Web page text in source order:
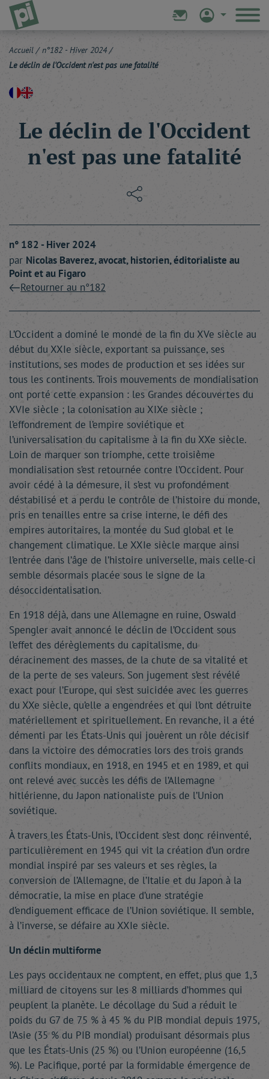
Accueil / n°182 - Hiver 2024/
Le déclin de l'Occident n'est pas une fatalité
Le déclin de l'Occident
n'est pas une fatalité
n° 182 - Hiver 2024
par Nicolas Baverez, avocat, historien, éditorialiste au
Point et au Figaro
Retourner au n°182
L’Occident a dominé le monde de la fin du XVe siècle au
début du XXIe siècle, exportant sa puissance, ses
institutions, ses modes de production et ses idées sur
tous les continents. Trois mouvements de mondialisation
ont porté cette expansion : les Grandes découvertes du
XVIe siècle ; la colonisation au XIXe siècle ;
l’effondrement de l’empire soviétique et
l’universalisation du capitalisme à la fin du XXe siècle.
Loin de marquer son triomphe, cette troisième
mondialisation s’est retournée contre l’Occident. Pour
avoir cédé à la démesure, il s’est vu profondément
déstabilisé et a perdu le contrôle de l’histoire du monde,
pris en tenailles entre sa crise interne, le défi des
empires autoritaires, la montée du Sud global et le
changement climatique. Le XXIe siècle marque ainsi
l’entrée dans l’âge de l’histoire universelle, mais celle-ci
semble désormais placée sous le signe de la
désoccidentalisation.
En 1918 déjà, dans une Allemagne en ruine, Oswald
Spengler avait annoncé le déclin de l’Occident sous
l’effet des dérèglements du capitalisme, du
déracinement des masses, de la chute de sa vitalité et
de la perte de ses valeurs. Son jugement s’est révélé
exact pour l’Europe, qui s’est suicidée avec les guerres
du XXe siècle, qu’elle a engendrées et qui l’ont détruite
matériellement et spirituellement. En revanche, il a été
démenti par les États-Unis qui jouèrent un rôle décisif
dans la victoire des démocraties lors des trois grands
conflits mondiaux, en 1918, en 1945 et en 1989, et qui
ont relevé avec succès les défis de l’Allemagne
hitlérienne, du Japon nationaliste puis de l’Union
soviétique.
À travers les États-Unis, l’Occident s’est donc réinventé,
particulièrement en 1945 qui vit la création d’un ordre
mondial inspiré par ses valeurs et ses règles, la
conversion de l’Allemagne, de l’Italie et du Japon à la
démocratie, la mise en place d’une stratégie
d’endiguement efficace de l’Union soviétique. Il semble,
à l’inverse, se défaire au XXIe siècle.
Un déclin multiforme
Les pays occidentaux ne comptent, en effet, plus que 1,3
milliard de citoyens sur les 8 milliards d’hommes qui
peuplent la planète. Le décollage du Sud a réduit le
poids du G7 de 75 % à 45 % du PIB mondial depuis 1975,
l’Asie (35 % du PIB mondial) produisant désormais plus
que les États-Unis (25 %) ou l’Union européenne (16,5
%). Le Pacifique, porté par la formidable émergence de